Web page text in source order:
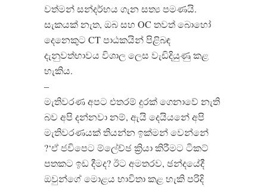
වත්මන් සන්දර්භය ගැන සත්‍ය පමණයි.
සැකයක් නැත, ඔබ සහ OC තවත් බොහෝ
දෙනෙකුට CT පාඨකයින් පිළිබඳ
දැනුවත්භාවය විශාල ලෙස වැඩිදියුණු කළ
හැකිය.
–
මැතිවරණ අපට එතරම් දුරක් ගෙනාවේ නැති
බව අපි දන්නවා නම්, ඇයි දෙයියනේ අපි
මැතිවරණයක් තියන්න ඉක්මන් වෙන්නේ
?‘ඒ ජවිපෙට ම්ලේච්ඡ ක්‍රියා කිරීමට ටිකට්
පතකට ඉඩ දීමද? ඊට අමතරව, ඡන්දයේදී
ඔවුන්ගේ මොළය භාවිතා කළ හැකි පරිදි